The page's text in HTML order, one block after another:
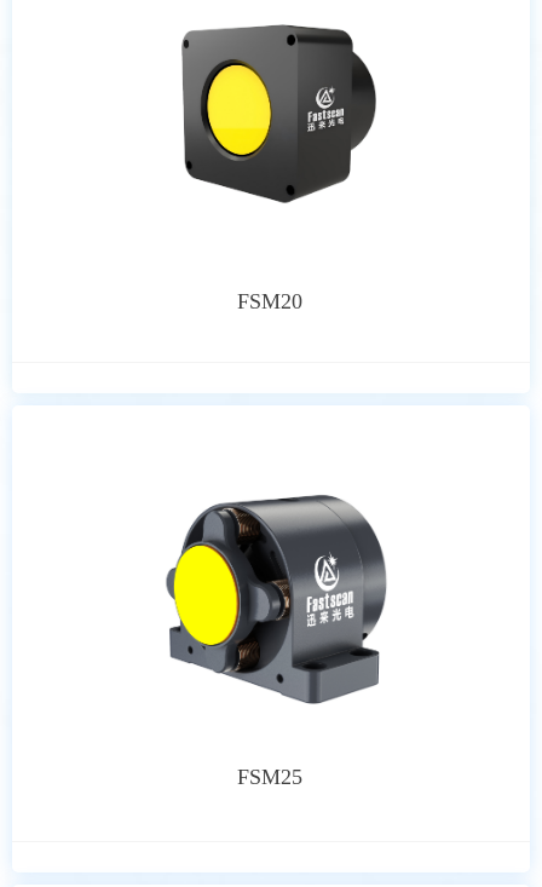
FSM20
FSM25